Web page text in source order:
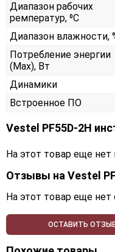
Диапазон рабочих
ремператур, ⁰С
Диапазон влажности,
Потребление энергии
(Max), Вт
Динамики
Встроенное ПО
Vestel PF55D-2H
На этот товар еще нет
Отзывы на Vestel
На этот товар еще нет
ОСТАВИТЬ